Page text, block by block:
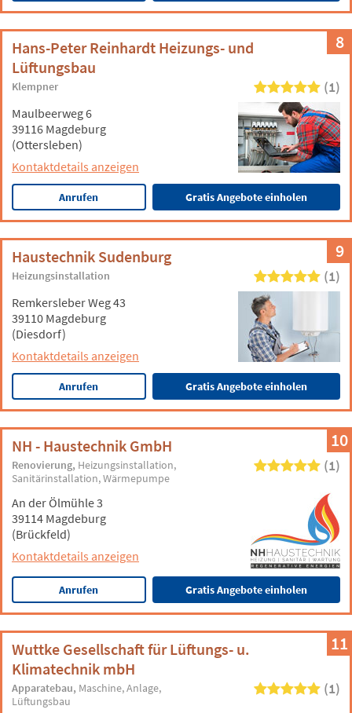
8
Hans-Peter Reinhardt Heizungs- und
Lüftungsbau
Klempner (1)
Maulbeerweg 6
39116 Magdeburg
(Ottersleben)
Kontaktdetails anzeigen
Anrufen Gratis Angebote einholen
9
Haustechnik Sudenburg
Heizungsinstallation (1)
Remkersleber Weg 43
39110 Magdeburg
(Diesdorf)
Kontaktdetails anzeigen
Anrufen Gratis Angebote einholen
10
NH - Haustechnik GmbH
Renovierung Heizungsinstallation
Sanitärinstallation Wärmepumpe
(1)
An der Ölmühle 3
39114 Magdeburg
(Brückfeld)
Kontaktdetails anzeigen
Anrufen Gratis Angebote einholen
11
Wuttke Gesellschaft für Lüftungs- u.
Klimatechnik mbH
Apparatebau Maschine Anlage
Lüftungsbau
(1)